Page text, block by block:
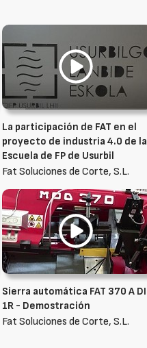
La participación de FAT en el
proyecto de industria 4.0 de la
Escuela de FP de Usurbil
Fat Soluciones de Corte, S.L.
Sierra automática FAT 370 A DI
1R - Demostración
Fat Soluciones de Corte, S.L.